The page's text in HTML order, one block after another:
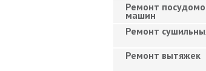
Ремонт
машин
Ремонт
Ремонт вытяжек